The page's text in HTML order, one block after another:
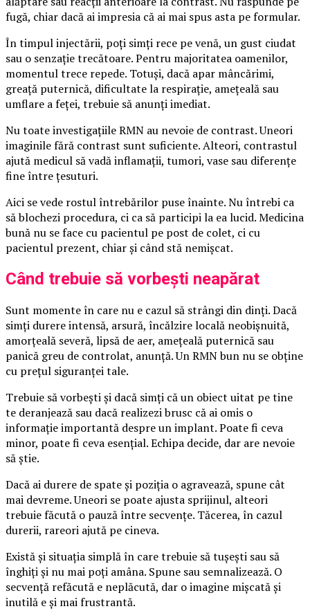
fugă, chiar dacă ai impresia că ai mai spus asta pe formular.
În timpul injectării, poți simți rece pe venă, un gust ciudat
sau o senzație trecătoare. Pentru majoritatea oamenilor,
momentul trece repede. Totuși, dacă apar mâncărimi,
greață puternică, dificultate la respirație, amețeală sau
umflare a feței, trebuie să anunți imediat.
Nu toate investigațiile RMN au nevoie de contrast. Uneori
imaginile fără contrast sunt suficiente. Alteori, contrastul
ajută medicul să vadă inflamații, tumori, vase sau diferențe
fine între țesuturi.
Aici se vede rostul întrebărilor puse înainte. Nu întrebi ca
să blochezi procedura, ci ca să participi la ea lucid. Medicina
bună nu se face cu pacientul pe post de colet, ci cu
pacientul prezent, chiar și când stă nemișcat.
Când trebuie să vorbești neapărat
Sunt momente în care nu e cazul să strângi din dinți. Dacă
simți durere intensă, arsură, încălzire locală neobișnuită,
amorțeală severă, lipsă de aer, amețeală puternică sau
panică greu de controlat, anunță. Un RMN bun nu se obține
cu prețul siguranței tale.
Trebuie să vorbești și dacă simți că un obiect uitat pe tine
te deranjează sau dacă realizezi brusc că ai omis o
informație importantă despre un implant. Poate fi ceva
minor, poate fi ceva esențial. Echipa decide, dar are nevoie
să știe.
Dacă ai durere de spate și poziția o agravează, spune cât
mai devreme. Uneori se poate ajusta sprijinul, alteori
trebuie făcută o pauză între secvențe. Tăcerea, în cazul
durerii, rareori ajută pe cineva.
Există și situația simplă în care trebuie să tușești sau să
înghiți și nu mai poți amâna. Spune sau semnalizează. O
secvență refăcută e neplăcută, dar o imagine mișcată și
inutilă e și mai frustrantă.